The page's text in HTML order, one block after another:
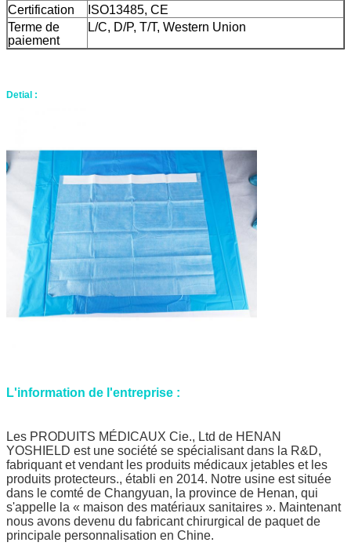
Certification
ISO13485, CE
Terme de
paiement
L/C, D/P, T/T, Western Union
Detial :
L'information de l'entreprise :
Les PRODUITS MÉDICAUX Cie., Ltd de HENAN
YOSHIELD est une société se spécialisant dans la R&D,
fabriquant et vendant les produits médicaux jetables et les
produits protecteurs., établi en 2014. Notre usine est située
dans le comté de Changyuan, la province de Henan, qui
s'appelle la « maison des matériaux sanitaires ». Maintenant
nous avons devenu du fabricant chirurgical de paquet de
principale personnalisation en Chine.